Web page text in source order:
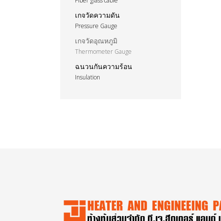
เกจวัดความดัน
Pressure Gauge
เกจวัดอุณหภูมิ
Thermometer Gauge
ฉนวนกันความร้อน
Insulation